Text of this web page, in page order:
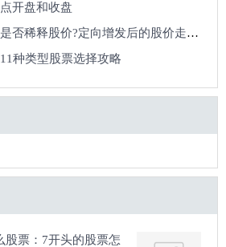
开盘和收盘
否稀释股价?定向增发后的股价走势?
种类型股票选择攻略
股票：7开头的股票怎